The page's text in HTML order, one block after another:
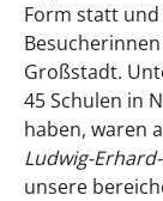
Form statt und
Großstadt.
45 Schulen in
haben, waren
Ludwig-
unsere